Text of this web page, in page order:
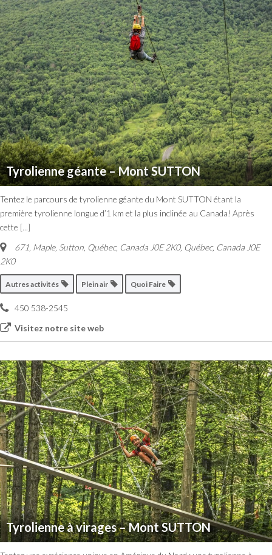
Tyrolienne géante – Mont SUTTON
Tentez le parcours de tyrolienne géante du Mont SUTTON étant la
première tyrolienne longue d’1 km et la plus inclinée au Canada! Après
cette [...]
671, Maple, Sutton, Québec, Canada J0E 2K0, Québec, Canada J0E
2K0
Autres activités Plein air Quoi Faire
450 538-2545
Visitez notre site web
Tyrolienne à virages – Mont SUTTON